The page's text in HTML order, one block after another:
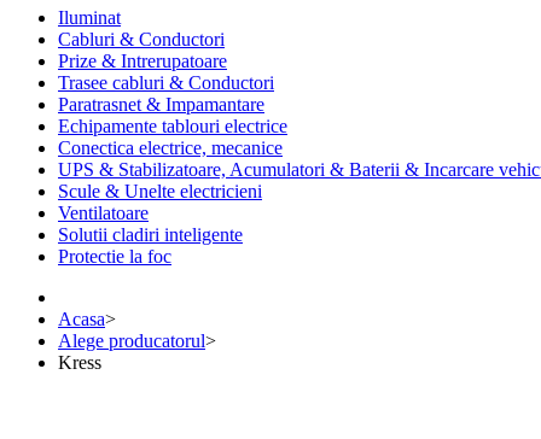
Iluminat
Cabluri & Conductori
Prize & Intrerupatoare
Trasee cabluri & Conductori
Paratrasnet & Impamantare
Echipamente tablouri electrice
Conectica electrice, mecanice
UPS & Stabilizatoare, Acumulatori & Baterii & Incarcare
Scule & Unelte electricieni
Ventilatoare
Solutii cladiri inteligente
Protectie la foc
Acasa>
Alege producatorul>
Kress